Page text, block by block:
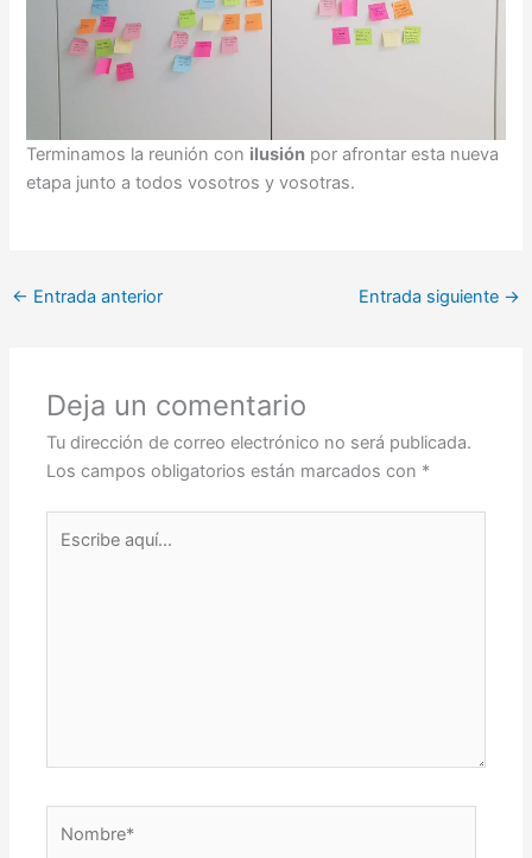
Terminamos la reunión con ilusión por afrontar esta nueva
etapa junto a todos vosotros y vosotras.
← Entrada anterior Entrada siguiente →
Deja un comentario
Tu dirección de correo electrónico no será publicada.
Los campos obligatorios están marcados con *
aquí...